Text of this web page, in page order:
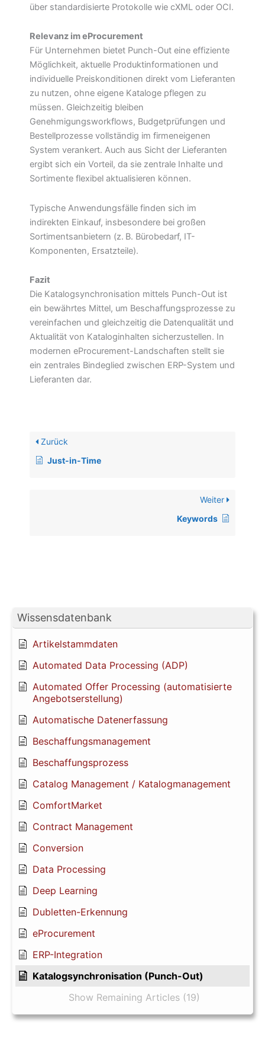
Wissensdatenbank
Artikelstammdaten
Automated Data Processing (ADP)
Automated Offer Processing (automatisierte
Angebotserstellung)
Automatische Datenerfassung
Beschaffungsmanagement
Beschaffungsprozess
Catalog Management / Katalogmanagement
ComfortMarket
Contract Management
Conversion
Data Processing
Deep Learning
Dubletten-Erkennung
eProcurement
ERP-Integration
Katalogsynchronisation (Punch-Out)
Show Remaining Articles (19)
über standardisierte Protokolle wie cXML oder OCI.
Relevanz im eProcurement
Für Unternehmen bietet Punch-Out eine effiziente
Möglichkeit, aktuelle Produktinformationen und
individuelle Preiskonditionen direkt vom Lieferanten
zu nutzen, ohne eigene Kataloge pflegen zu
müssen. Gleichzeitig bleiben
Genehmigungsworkflows, Budgetprüfungen und
Bestellprozesse vollständig im firmeneigenen
System verankert. Auch aus Sicht der Lieferanten
ergibt sich ein Vorteil, da sie zentrale Inhalte und
Sortimente flexibel aktualisieren können.
Typische Anwendungsfälle finden sich im
indirekten Einkauf, insbesondere bei großen
Sortimentsanbietern (z. B. Bürobedarf, IT-
Komponenten, Ersatzteile).
Fazit
Die Katalogsynchronisation mittels Punch-Out ist
ein bewährtes Mittel, um Beschaffungsprozesse zu
vereinfachen und gleichzeitig die Datenqualität und
Aktualität von Kataloginhalten sicherzustellen. In
modernen eProcurement-Landschaften stellt sie
ein zentrales Bindeglied zwischen ERP-System und
Lieferanten dar.
Zurück
Just-in-Time
Weiter
Keywords